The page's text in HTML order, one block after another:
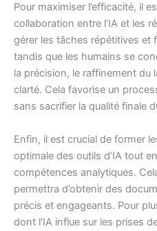
Pour maximiser l’efficacité, il
collaboration entre l’IA et les
gérer les tâches répétitives et
tandis que les humains se
la précision, le raffinement du
clarté. Cela favorise un
sans sacrifier la qualité finale
Enfin, il est crucial de former
optimale des outils d’IA tout
compétences analytiques.
permettra d’obtenir des
précis et engageants. Pour
dont l’IA influe sur les prises